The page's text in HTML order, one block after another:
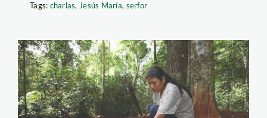
Tags: charlas,Jesús María, serfor